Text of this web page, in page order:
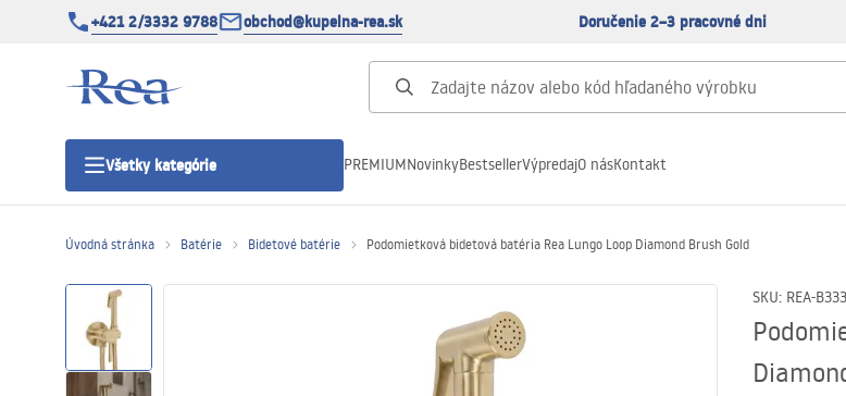
+421 2/3332 9788 obchod@kupelna-rea.sk Doručenie 2–3 pracovné dni
Všetky kategórie
Sprchové vaničky
PREMIUMNovinkyBestsellerVýpredajO násKontakt
Úvodná stránka Batérie Bidetové batérie Podomietková bidetová batéria Rea Lungo Loop Diamond Brush Gold
SKU: REA-